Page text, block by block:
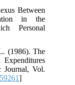
Between
in the
Personal
(1986). The
Expenditures
Journal, Vol.
]